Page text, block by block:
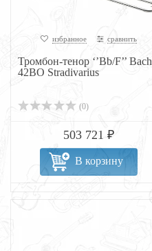
избранное сравнить
Тромбон-тенор ‘’Bb/F’’ Bach
42BO Stradivarius
(0)
503 721 ₽
В корзину